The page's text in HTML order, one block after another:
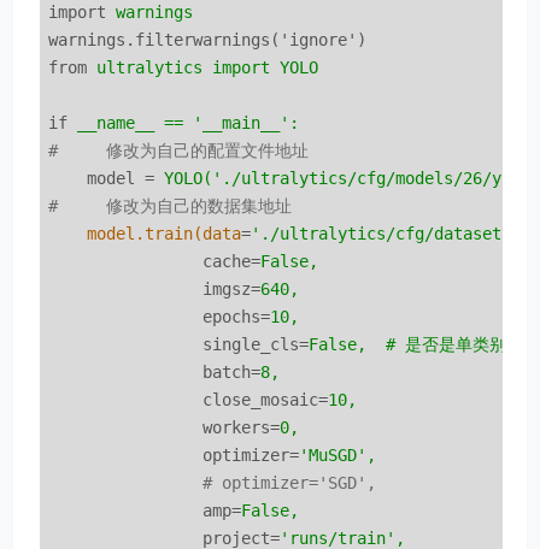
import warnings
warnings.filterwarnings('ignore')
from ultralytics import YOLO
if
__name__ == '__main__':
#     修改为自己的配置文件地址
model
= YOLO('./ultralytics/cfg/models/26/
#     修改为自己的数据集地址
model.train(data='./ultralytics/cfg/datasets/
cache=False,
imgsz=640,
epochs=10,
single_cls=False,  # 是否是单类别检测
batch=8,
close_mosaic=10,
workers=0,
optimizer='MuSGD',
                # optimizer='SGD',
amp=False,
project='runs/train',